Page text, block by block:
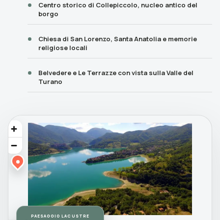
Centro storico di Collepiccolo, nucleo antico del
borgo
Chiesa di San Lorenzo, Santa Anatolia e memorie
religiose locali
Belvedere e Le Terrazze con vista sulla Valle del
Turano
PAESAGGIO LACUSTRE